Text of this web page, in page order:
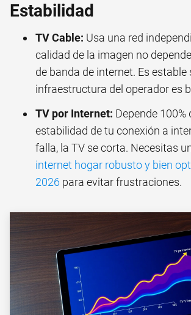
Estabilidad
TV Cable: Usa una red
calidad de la imagen no
de banda de internet. Es estable
infraestructura del operador es
TV por Internet: Depende 100%
estabilidad de tu conexión a
falla, la TV se corta. Necesitas
internet hogar robusto y bien
2026 para evitar frustraciones.